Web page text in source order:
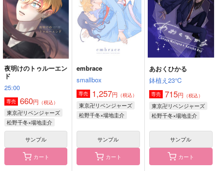
（税込）
場地圭介×松野千冬
サンプル
作品詳細
（税込）
場地圭介×松野千冬
サンプル
作品詳細
円 （税込）
場地圭介×松野千冬
サンプル
作品詳細
夜明けのトゥルーエン
ド
25:00
専売 660円 （税込）
東京卍リベンジャーズ
松野千冬×場地圭介
サンプル
カート
embrace
smallbox
専売 1,257円 （税込）
東京卍リベンジャーズ
松野千冬×場地圭介
サンプル
カート
あおくひかる
鉢植え23℃
専売 715円 （税込）
東京卍リベンジャーズ
松野千冬×場地圭介
サンプル
カート